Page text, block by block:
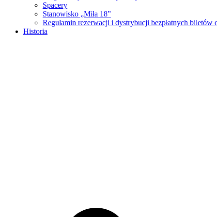
Spacery
Stanowisko „Miła 18”
Regulamin rezerwacji i dystrybucji bezpłatnych
Historia